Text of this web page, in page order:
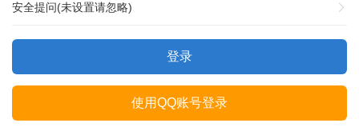
安全提问(未设置请忽略)
登录
使用QQ账号登录